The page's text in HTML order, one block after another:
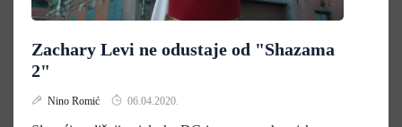
Zachary Levi ne odustaje od "Shazama
2"
Nino Romić 06.04.2020.